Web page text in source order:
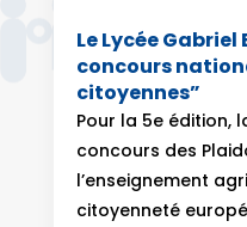
Le Lycée
concours
citoyennes”
Pour la 5e édition,
concours des
l’enseignement
citoyenneté